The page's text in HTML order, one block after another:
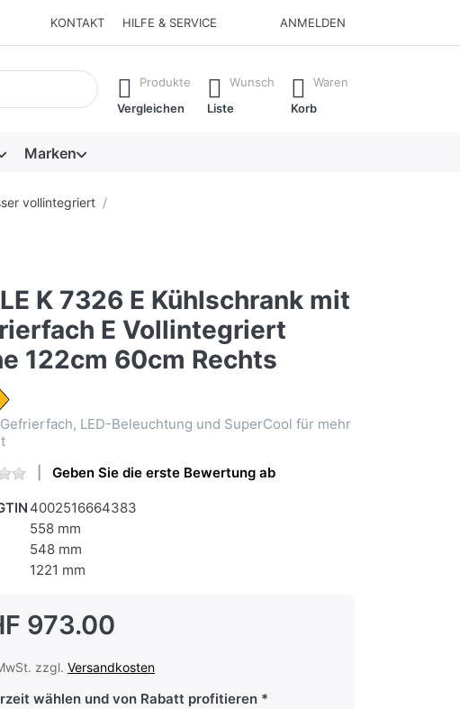
KONTAKT HILFE & SERVICE ANMELDEN
erste Ergebnisse. Drücken Sie die Eingabetaste, um alle
Produkte
Vergleichen
Wunsch
Liste
Waren
Korb
Marken
vollintegriert
K 7326 E Kühlschrank mit
E Vollintegriert
122cm 60cm Rechts
LED-Beleuchtung und SuperCool für mehr
Geben Sie die erste Bewertung ab
4002516664383
558 mm
548 mm
1221 mm
973.00
zzgl. Versandkosten
wählen und von Rabatt profitieren